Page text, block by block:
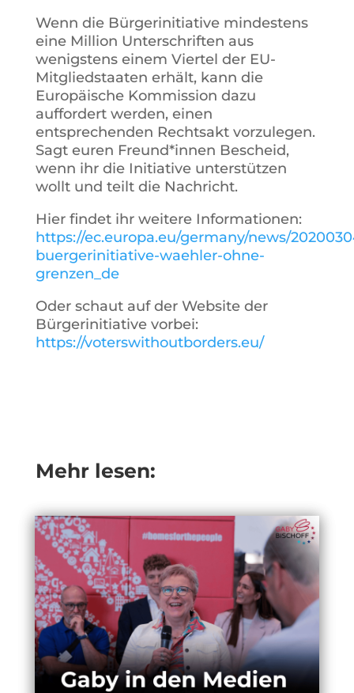
Wenn die Bürgerinitiative mindestens
eine Million Unterschriften aus
wenigstens einem Viertel der EU-
Mitgliedstaaten erhält, kann die
Europäische Kommission dazu
auffordert werden, einen
entsprechenden Rechtsakt vorzulegen.
Sagt euren Freund*innen Bescheid,
wenn ihr die Initiative unterstützen
wollt und teilt die Nachricht.
Hier findet ihr weitere Informationen:
https://ec.europa.eu/germany/news/
buergerinitiative-waehler-ohne-
grenzen_de
Oder schaut auf der Website der
Bürgerinitiative vorbei:
https://voterswithoutborders.eu/
Mehr lesen: